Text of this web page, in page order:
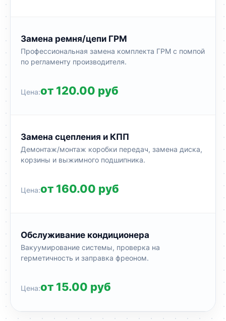
Замена ремня/цепи ГРМ
Профессиональная замена комплекта ГРМ с помпой
по регламенту производителя.
от 120.00 руб
Замена сцепления и КПП
Демонтаж/монтаж коробки передач, замена диска,
корзины и выжимного подшипника.
от 160.00 руб
Обслуживание кондиционера
Вакуумирование системы, проверка на
герметичность и заправка фреоном.
от 15.00 руб